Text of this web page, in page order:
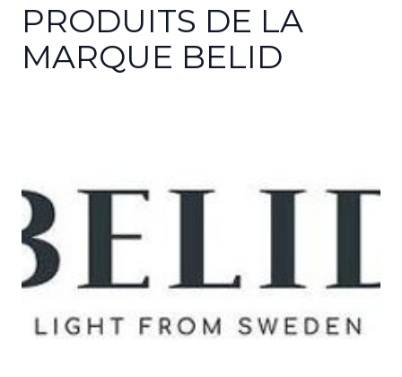
PRODUITS DE LA
MARQUE BELID